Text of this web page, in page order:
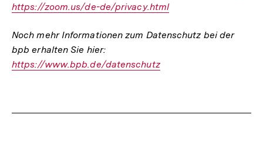
https://zoom.us/de-de/privacy.html
Noch mehr Informationen zum Datenschutz bei der
bpb erhalten Sie hier:Interner
Link:
https://www.bpb.de/datenschutz